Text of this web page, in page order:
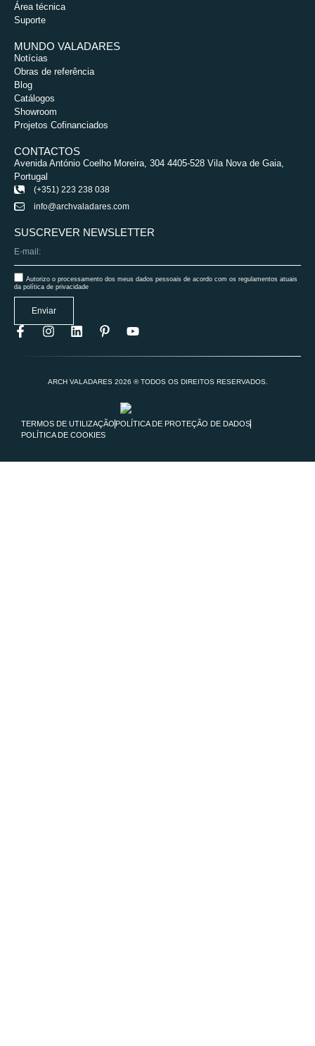
Área técnica
Suporte
MUNDO VALADARES
Notícias
Obras de referência
Blog
Catálogos
Showroom
Projetos Cofinanciados
CONTACTOS
Avenida António Coelho Moreira, 304 4405-528 Vila Nova de Gaia,
Portugal
(+351) 223 238 038
info@archvaladares.com
SUSCREVER NEWSLETTER
Autorizo o processamento dos meus dados pessoais de acordo com os regulamentos atuais
da política de privacidade
Enviar
ARCH VALADARES 2026 ® TODOS OS DIREITOS RESERVADOS.
TERMOS DE UTILIZAÇÃO POLÍTICA DE PROTEÇÃO DE DADOS
POLÍTICA DE COOKIES